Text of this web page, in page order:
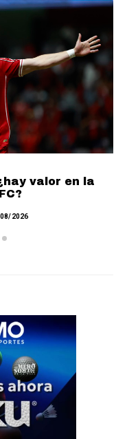
valor en la
2026